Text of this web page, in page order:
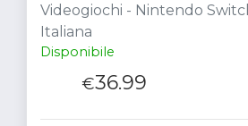
Videogiochi - Nintendo
Italiana
Disponibile
€36.99